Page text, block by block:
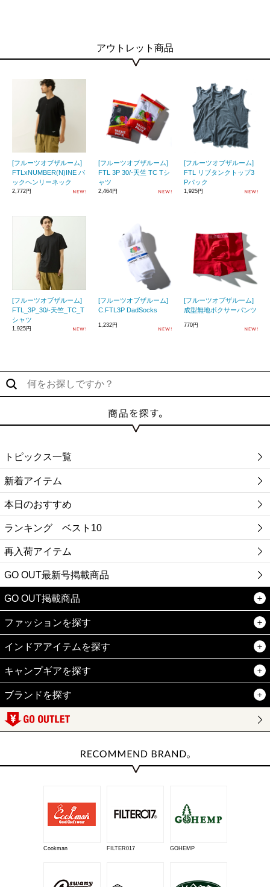
アウトレット商品
[フルーツオブザルーム]
FTLxNUMBER(N)INE パ
ックヘンリーネック
2,772円
[フルーツオブザルーム]
FTL 3P 30/-天竺 TC Tシ
ャツ
2,464円
[フルーツオブザルーム]
FTL リブタンクトップ3
Pパック
1,925円
[フルーツオブザルーム]
FTL_3P_30/-天竺_TC_T
シャツ
1,925円
[フルーツオブザルーム]
C.FTL3P DadSocks
1,232円
[フルーツオブザルーム]
成型無地ボクサーパンツ
770円
トピックス一覧
新着アイテム
本日のおすすめ
ランキング ベスト10
再入荷アイテム
GO OUT最新号掲載商品
GO OUT掲載商品
ファッションを探す
インドアアイテムを探す
キャンプギアを探す
ブランドを探す
Cookman FILTER017 GOHEMP